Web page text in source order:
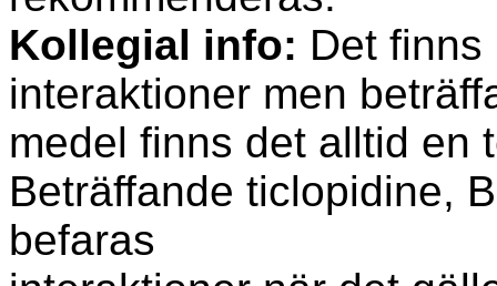
Kollegial info: Det
interaktioner men
medel finns det alltid en
Beträffande ticlopidine,
befaras